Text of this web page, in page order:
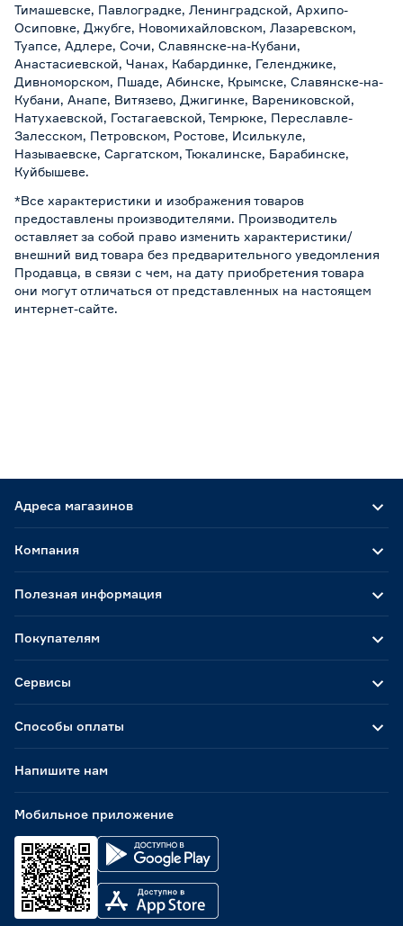
Тимашевске, Павлоградке, Ленинградской, Архипо-
Осиповке, Джубге, Новомихайловском, Лазаревском,
Туапсе, Адлере, Сочи, Славянске-на-Кубани,
Анастасиевской, Чанах, Кабардинке, Геленджике,
Дивноморском, Пшаде, Абинске, Крымске, Славянске-на-
Кубани, Анапе, Витязево, Джигинке, Варениковской,
Натухаевской, Гостагаевской, Темрюке, Переславле-
Залесском, Петровском, Ростове, Исилькуле,
Называевске, Саргатском, Тюкалинске, Барабинске,
Куйбышеве.
*Все характеристики и изображения товаров
предоставлены производителями. Производитель
оставляет за собой право изменить характеристики/
внешний вид товара без предварительного уведомления
Продавца, в связи с чем, на дату приобретения товара
они могут отличаться от представленных на настоящем
интернет-сайте.
Адреса магазинов
Способы оплаты
Мобильное приложение
Компания
Полезная информация
Покупателям
Сервисы
Напишите нам